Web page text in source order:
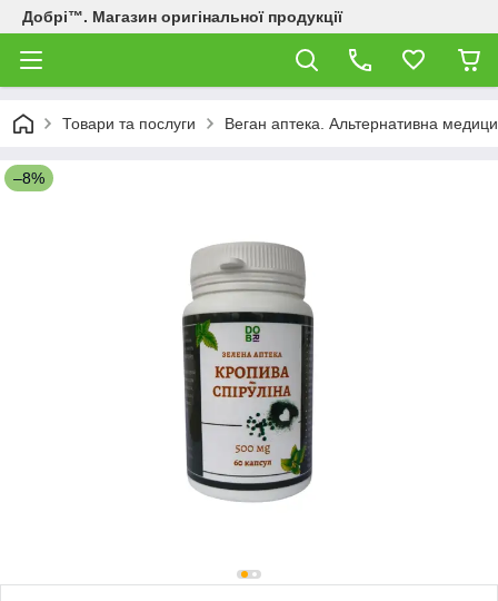
Добрі™. Магазин оригінальної продукції
Товари та послуги Веган аптека. Альтернативна
–8%